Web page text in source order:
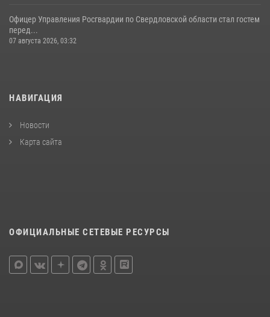
Офицер Управления Росгвардии по Свердловской области стал гостем
перед...
07 августа 2026, 03:32
НАВИГАЦИЯ
Новости
Карта сайта
ОФИЦИАЛЬНЫЕ СЕТЕВЫЕ РЕСУРСЫ